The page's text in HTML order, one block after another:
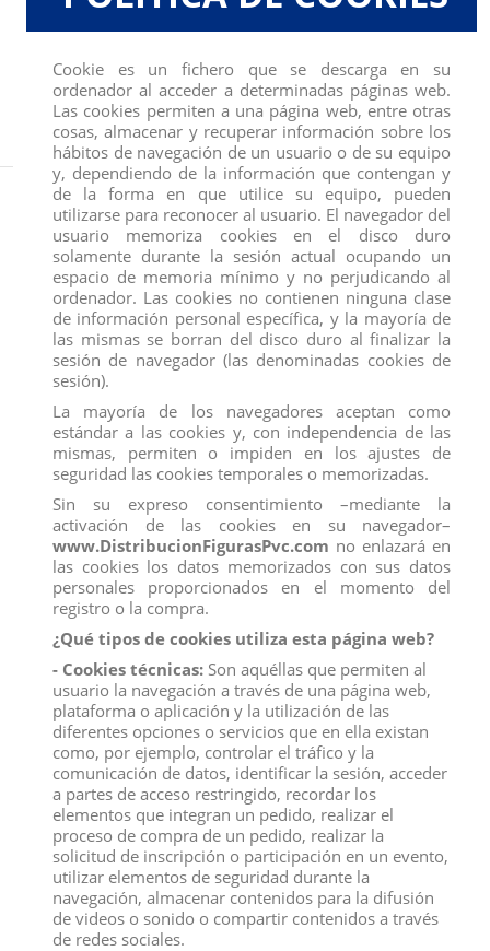
FIGURAS FIGURA MELLIZAS CARPETA
FIGURA MELLIZAS CARPETA
Marca: Comansi
Referencia 99042
Figura Pvc Las Tres Mellizas de 7 cms
Figura Pvc de Las Tres Mellizas para distribución y compra al por mayor.
Todas las figuras de comansi son habitualmente utilizadas para
Cookie es un fichero que se descarga en su
ordenador al acceder a determinadas páginas web.
Las cookies permiten a una página web, entre otras
cosas, almacenar y recuperar información sobre los
hábitos de navegación de un usuario o de su equipo
y, dependiendo de la información que contengan y
de la forma en que utilice su equipo, pueden
utilizarse para reconocer al usuario. El navegador del
usuario memoriza cookies en el disco duro
solamente durante la sesión actual ocupando un
espacio de memoria mínimo y no perjudicando al
ordenador. Las cookies no contienen ninguna clase
de información personal específica, y la mayoría de
las mismas se borran del disco duro al finalizar la
sesión de navegador (las denominadas cookies de
sesión).
La mayoría de los navegadores aceptan como
estándar a las cookies y, con independencia de las
mismas, permiten o impiden en los ajustes de
seguridad las cookies temporales o memorizadas.
Sin su expreso consentimiento –mediante la
activación de las cookies en su navegador–
www.DistribucionFigurasPvc.com no enlazará en
las cookies los datos memorizados con sus datos
personales proporcionados en el momento del
registro o la compra.
¿Qué tipos de cookies utiliza esta página web?
- Cookies técnicas: Son aquéllas que permiten al
usuario la navegación a través de una página web,
plataforma o aplicación y la utilización de las
diferentes opciones o servicios que en ella existan
como, por ejemplo, controlar el tráfico y la
comunicación de datos, identificar la sesión, acceder
a partes de acceso restringido, recordar los
elementos que integran un pedido, realizar el
proceso de compra de un pedido, realizar la
solicitud de inscripción o participación en un evento,
utilizar elementos de seguridad durante la
navegación, almacenar contenidos para la difusión
de videos o sonido o compartir contenidos a través
de redes sociales.